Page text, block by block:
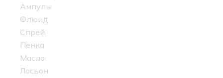
Ампулы
Флюид
Спрей
Пенка
Масло
Лосьон